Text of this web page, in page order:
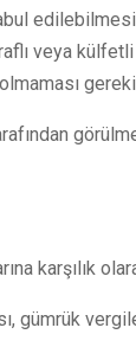
edilebilmesi
veya külfetli
karşılık
gümrük